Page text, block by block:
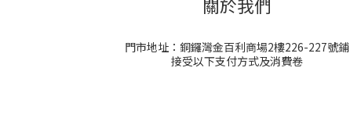
關於我們
門市地址：銅鑼灣金百利商場2樓226-227號鋪
接受以下支付方式及消費卷